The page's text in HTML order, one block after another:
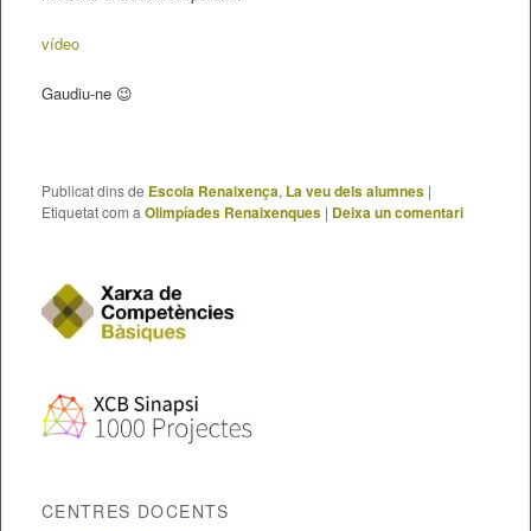
vídeo
Gaudiu-ne 😉
Publicat dins de Escola Renaixença, La veu dels alumnes |
Etiquetat com aOlimpíades Renaixenques | Deixa un comentari
CENTRES DOCENTS